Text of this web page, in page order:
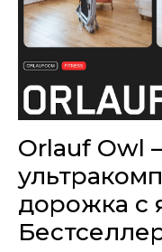
Orlauf Owl
дорожка с